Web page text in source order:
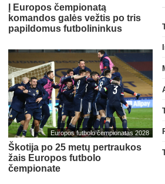
Į Europos čempionatą
komandos galės vežtis po tris
papildomus futbolininkus
Europos futbolo čempionatas 2028
Škotija po 25 metų pertraukos
žais Europos futbolo
čempionate